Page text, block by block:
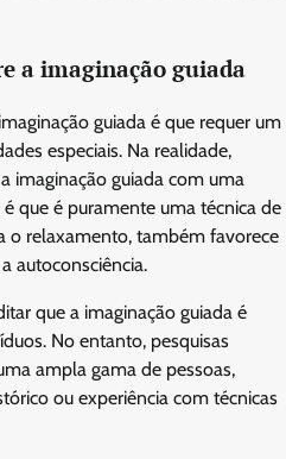
a imaginação guiada
guiada é que requer um
especiais. Na realidade,
imaginação guiada com uma
que é puramente uma técnica de
o relaxamento, também favorece
autoconsciência.
que a imaginação guiada é
No entanto, pesquisas
ampla gama de pessoas,
ou experiência com técnicas